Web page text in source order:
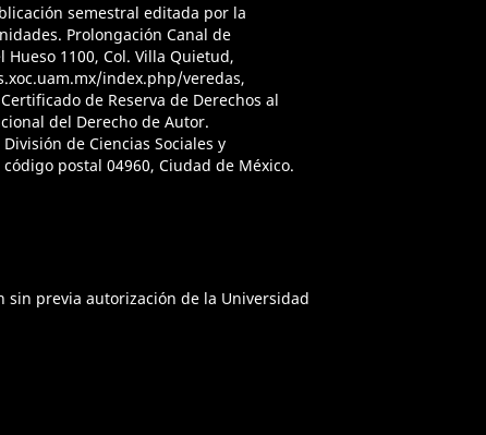
semestral editada por la
Prolongación Canal de
Hueso 1100, Col. Villa Quietud,
index.php/veredas,
de Reserva de Derechos al
del Derecho de Autor.
de Ciencias Sociales y
postal 04960, Ciudad de México.
previa autorización de la Universidad